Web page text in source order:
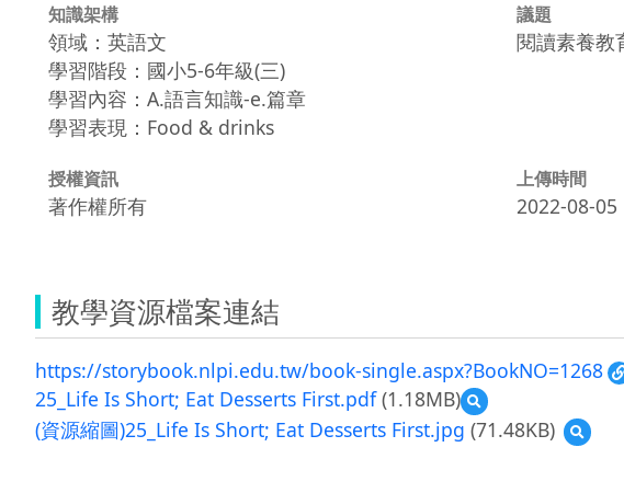
知識架構
領域：英語文
學習階段：國小5-6年級(三)
學習內容：A.語言知識-e.篇章
學習表現：Food & drinks
議題
閱讀素養教
授權資訊
著作權所有
上傳時間
2022-08-05
教學資源檔案連結
https://storybook.nlpi.edu.tw/book-single.aspx?BookNO=1268
25_Life Is Short; Eat Desserts First.pdf(1.18MB)
預
覽
25_Life
(資源縮圖)25_Life Is Short; Eat Desserts First.jpg (71.48KB)
預
覽